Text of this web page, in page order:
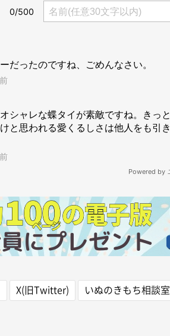
X(旧Twitter) いぬのきもち相談室